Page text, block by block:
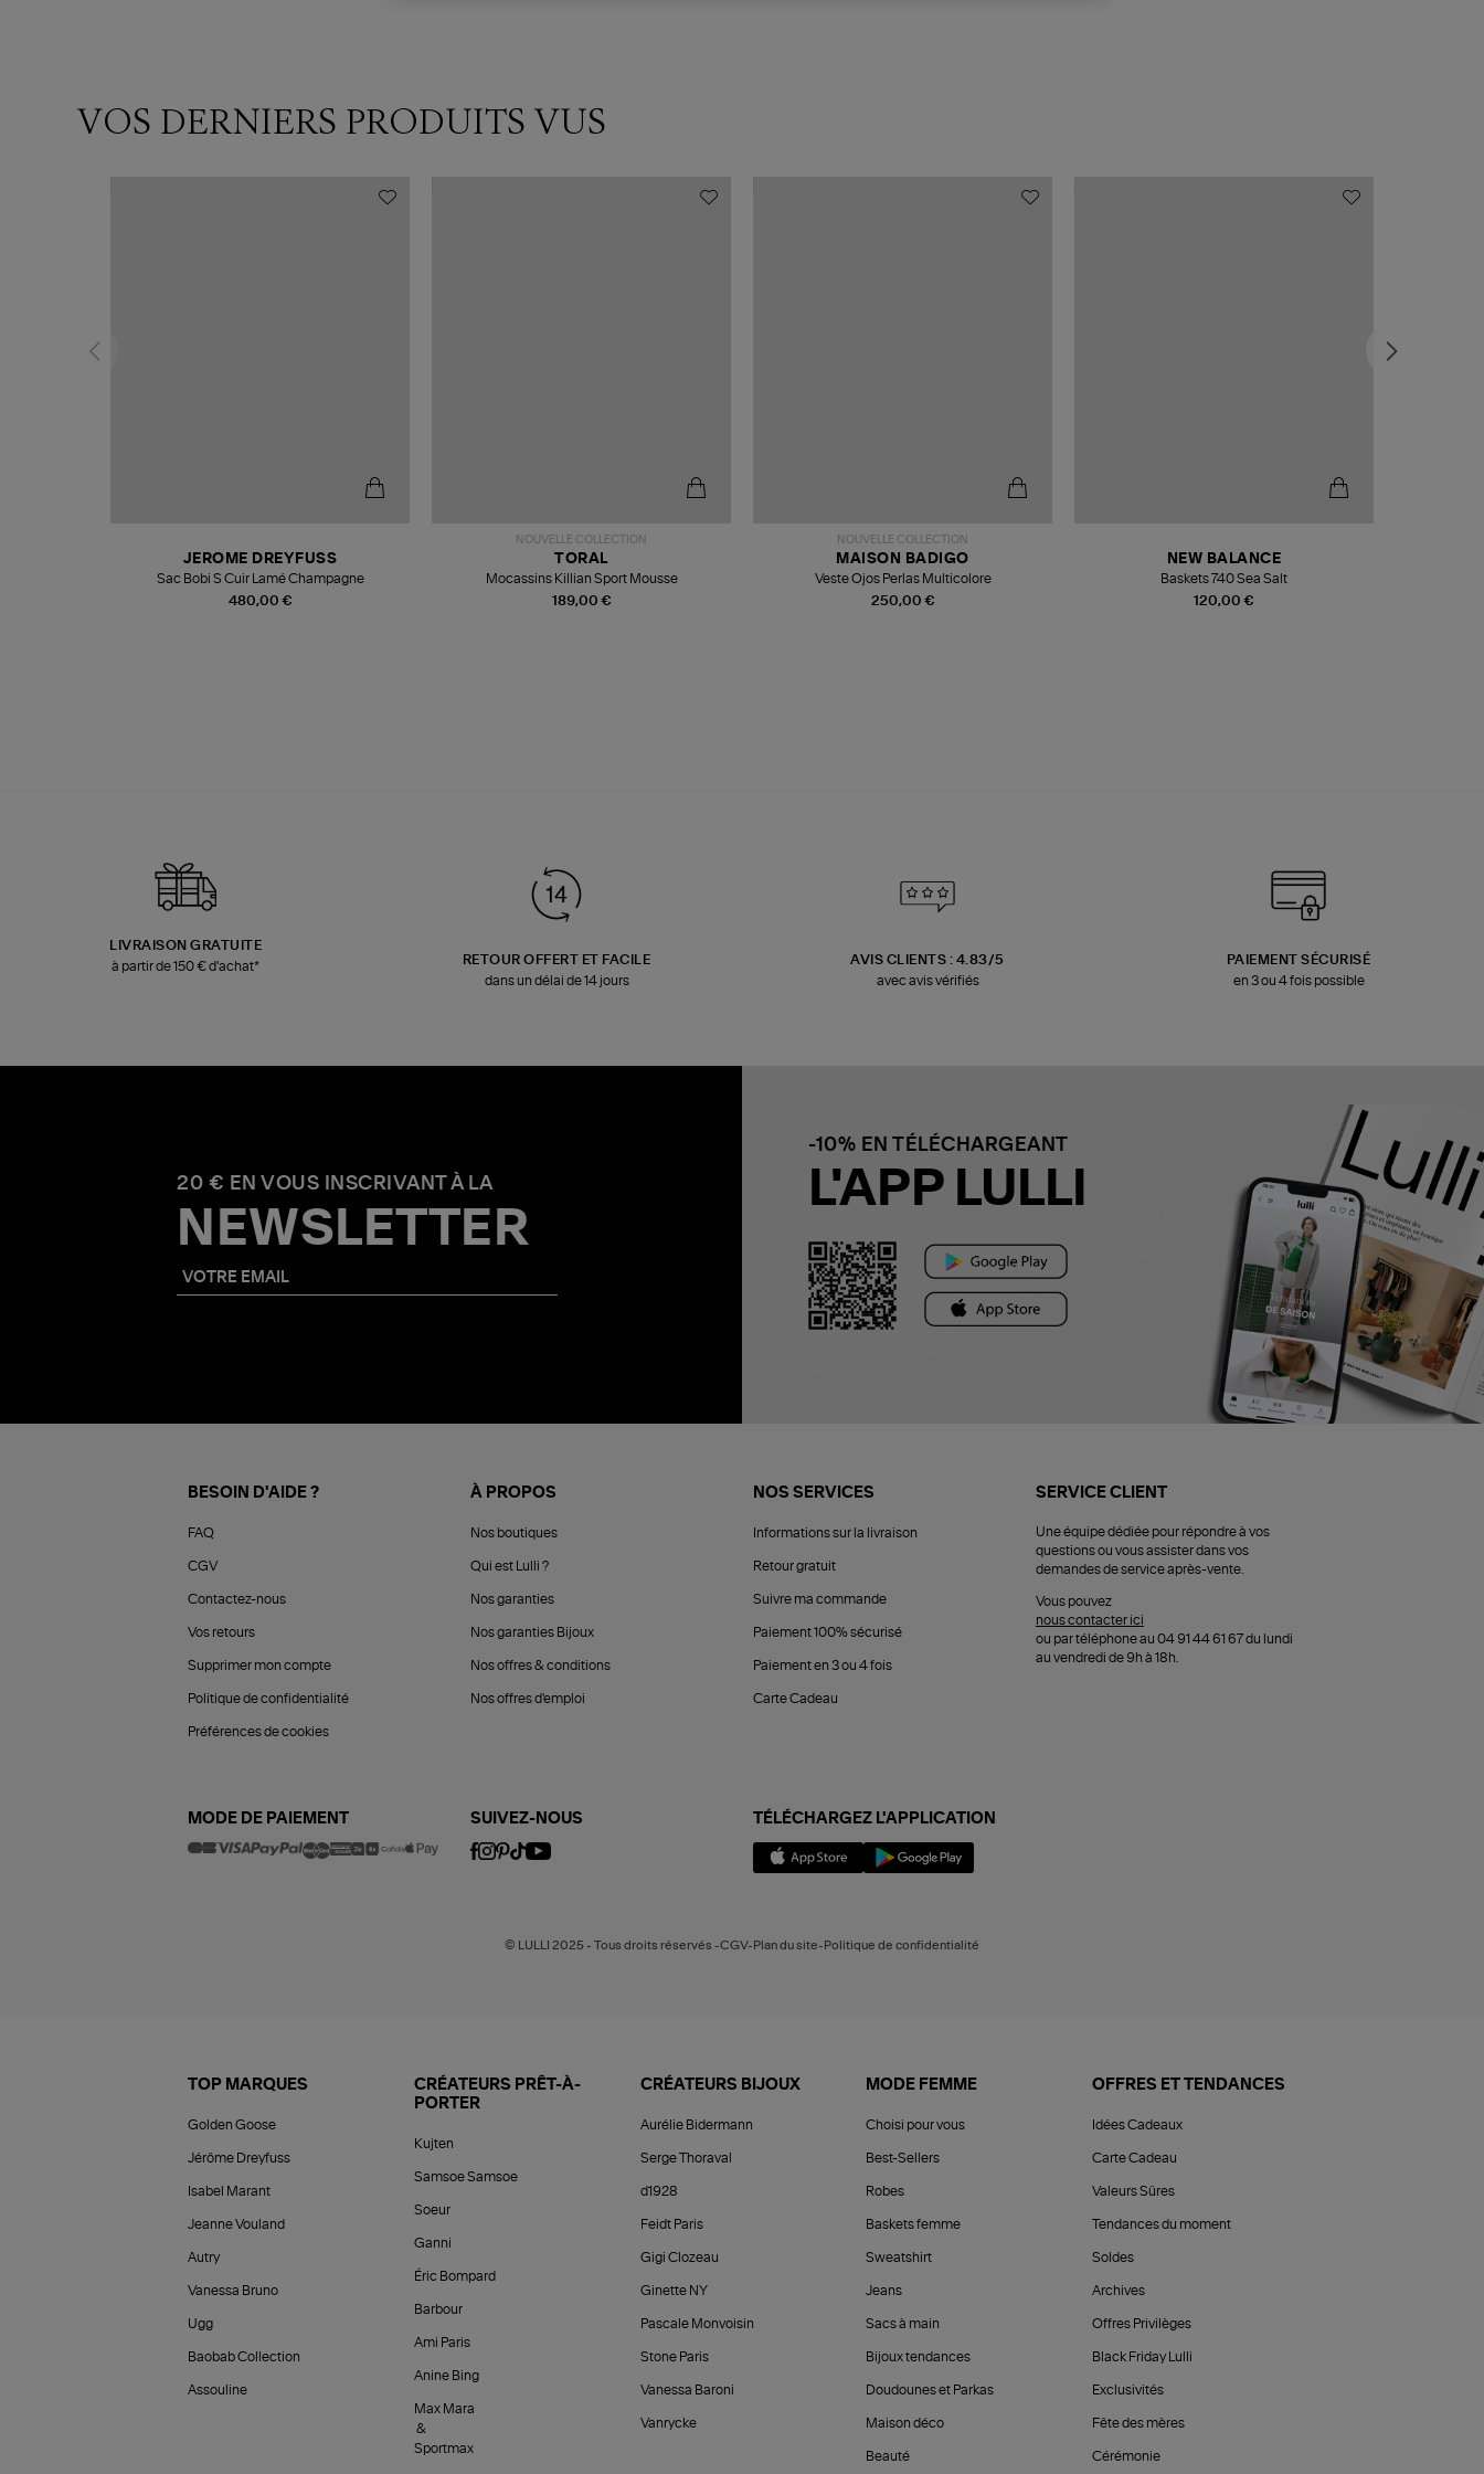
VOS DERNIERS PRODUITS VUS
480,00 €
JEROME DREYFUSS
Sac Bobi S Cuir Lamé Champagne
NOUVELLE COLLECTION
189,00 €
TORAL
Mocassins Killian Sport Mousse
NOUVELLE COLLECTION
250,00 €
MAISON BADIGO
Veste Ojos Perlas Multicolore
120,00 €
NEW BALANCE
Baskets 740 Sea Salt
LIVRAISON GRATUITE
à partir de 150 € d'achat*
RETOUR OFFERT ET FACILE
dans un délai de 14 jours
AVIS CLIENTS : 4.83/5
avec avis vérifiés
PAIEMENT SÉCURISÉ
en 3 ou 4 fois possible
20 € EN VOUS INSCRIVANT À LA
NEWSLETTER
-10% EN TÉLÉCHARGEANT
L'APP LULLI
BESOIN D'AIDE ?
FAQ
CGV
Contactez-nous
Vos retours
Supprimer mon compte
Politique de confidentialité
Préférences de cookies
À PROPOS
Nos boutiques
Qui est Lulli ?
Nos garanties
Nos garanties Bijoux
Nos offres & conditions
Nos offres d'emploi
NOS SERVICES
Informations sur la livraison
Retour gratuit
Suivre ma commande
Paiement 100% sécurisé
Paiement en 3 ou 4 fois
Carte Cadeau
SERVICE CLIENT
Une équipe dédiée pour répondre à vos
questions ou vous assister dans vos
demandes de service après-vente.
Vous pouvez
nous contacter ici
ou par téléphone au 04 91 44 61 67 du lundi
au vendredi de 9h à 18h.
MODE DE PAIEMENT SUIVEZ-NOUS TÉLÉCHARGEZ L'APPLICATION
© LULLI 2025 - Tous droits réservés -CGV-Plan du site-Politique de confidentialité
TOP MARQUES
Golden Goose
Jérôme Dreyfuss
Isabel Marant
Jeanne Vouland
Autry
Vanessa Bruno
Ugg
Baobab Collection
Assouline
CRÉATEURS PRÊT-À-
PORTER
Kujten
Samsoe Samsoe
Soeur
Ganni
Éric Bompard
Barbour
Ami Paris
Anine Bing
Max Mara
&
Sportmax
CRÉATEURS BIJOUX
Aurélie Bidermann
Serge Thoraval
d1928
Feidt Paris
Gigi Clozeau
Ginette NY
Pascale Monvoisin
Stone Paris
Vanessa Baroni
Vanrycke
MODE FEMME
Choisi pour vous
Best-Sellers
Robes
Baskets femme
Sweatshirt
Jeans
Sacs à main
Bijoux tendances
Doudounes et Parkas
Maison déco
Beauté
OFFRES ET TENDANCES
Idées Cadeaux
Carte Cadeau
Valeurs Sûres
Tendances du moment
Soldes
Archives
Offres Privilèges
Black Friday Lulli
Exclusivités
Fête des mères
Cérémonie